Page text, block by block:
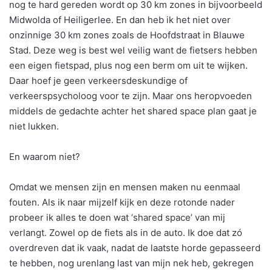
nog te hard gereden wordt op 30 km zones in bijvoorbeeld
Midwolda of Heiligerlee. En dan heb ik het niet over
onzinnige 30 km zones zoals de Hoofdstraat in Blauwe
Stad. Deze weg is best wel veilig want de fietsers hebben
een eigen fietspad, plus nog een berm om uit te wijken.
Daar hoef je geen verkeersdeskundige of
verkeerspsycholoog voor te zijn. Maar ons heropvoeden
middels de gedachte achter het shared space plan gaat je
niet lukken.
En waarom niet?
Omdat we mensen zijn en mensen maken nu eenmaal
fouten. Als ik naar mijzelf kijk en deze rotonde nader
probeer ik alles te doen wat ‘shared space’ van mij
verlangt. Zowel op de fiets als in de auto. Ik doe dat zó
overdreven dat ik vaak, nadat de laatste horde gepasseerd
te hebben, nog urenlang last van mijn nek heb, gekregen